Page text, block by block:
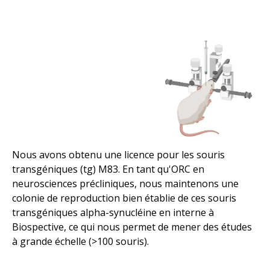
Nous avons obtenu une licence pour les souris
transgéniques (tg) M83. En tant qu'ORC en
neurosciences précliniques, nous maintenons une
colonie de reproduction bien établie de ces souris
transgéniques alpha-synucléine en interne à
Biospective, ce qui nous permet de mener des études
à grande échelle (>100 souris).